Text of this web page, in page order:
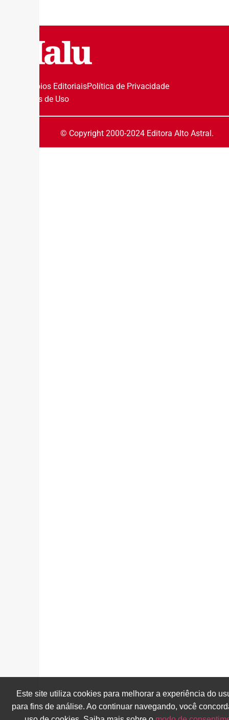
Princípios EditoriaisPolítica de Privacidade
Termos de Uso
© Copyright 2000-2024 Editora Alto Astral.
Este site utiliza cookies para melhorar a experiência do
para fins de análise. Ao continuar navegando, você